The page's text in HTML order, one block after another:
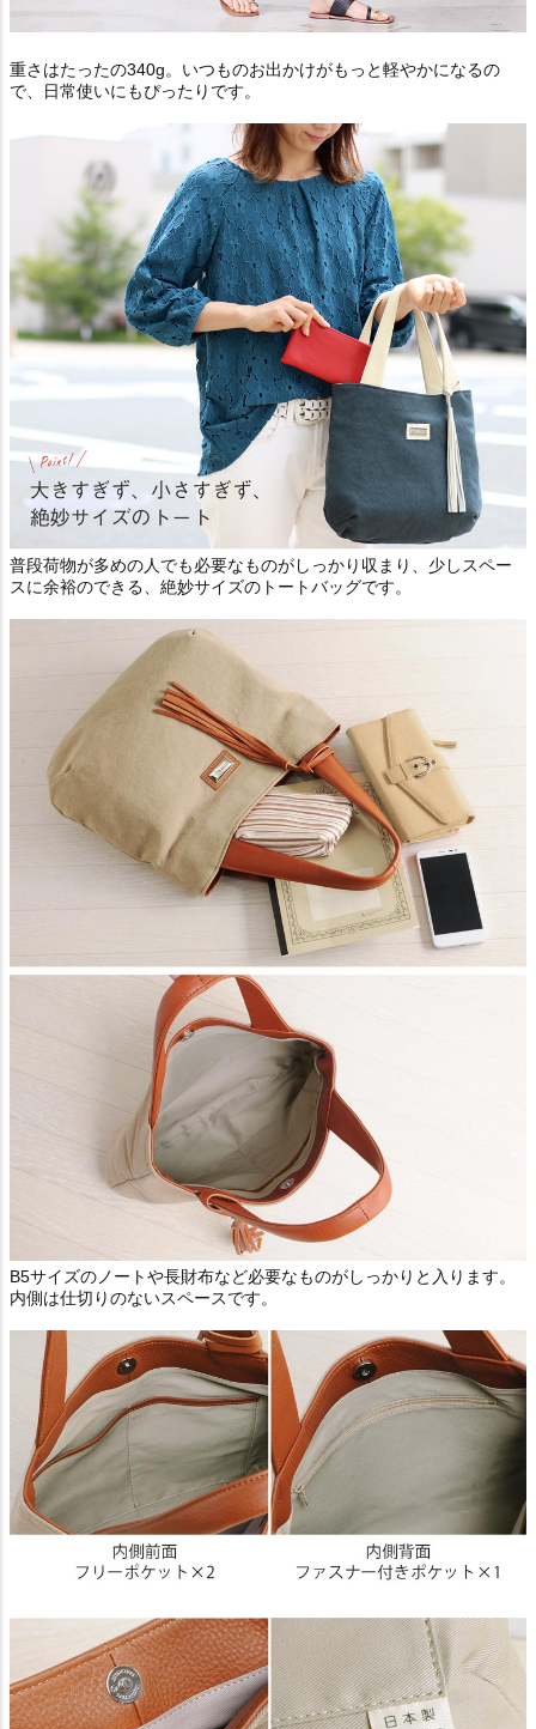
重さはたったの340g。いつものお出かけがもっと軽やかになるの
で、日常使いにもぴったりです。
普段荷物が多めの人でも必要なものがしっかり収まり、少しスペー
スに余裕のできる、絶妙サイズのトートバッグです。
B5サイズのノートや長財布など必要なものがしっかりと入ります。
内側は仕切りのないスペースです。